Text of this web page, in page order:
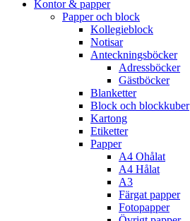
Kontor & papper
Papper och block
Kollegieblock
Notisar
Anteckningsböcker
Adressböcker
Gästböcker
Blanketter
Block och blockkuber
Kartong
Etiketter
Papper
A4 Ohålat
A4 Hålat
A3
Färgat papper
Fotopapper